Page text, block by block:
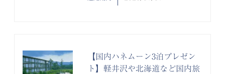
【国内ハネムーン3泊プレゼン
ト】軽井沢や北海道など国内旅